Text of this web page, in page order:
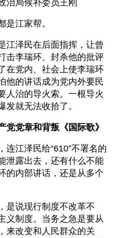
治局候补委员王刚
是江家帮。
江泽民在后面指挥，让曾
击李瑞环、封杀他的批评
在党内、社会上使李瑞环
他的讲话成为党内外要民
人治的导火索。一根导火
发就无法收拾了。
党党章和背叛《国际歌》
连江泽民给“610”不署名的
泄露出去，还有什么不能
的内部讲话，还是从多个
是说现行制度不改革不
义制度。当务之急是要从
来改变和人民群众的关